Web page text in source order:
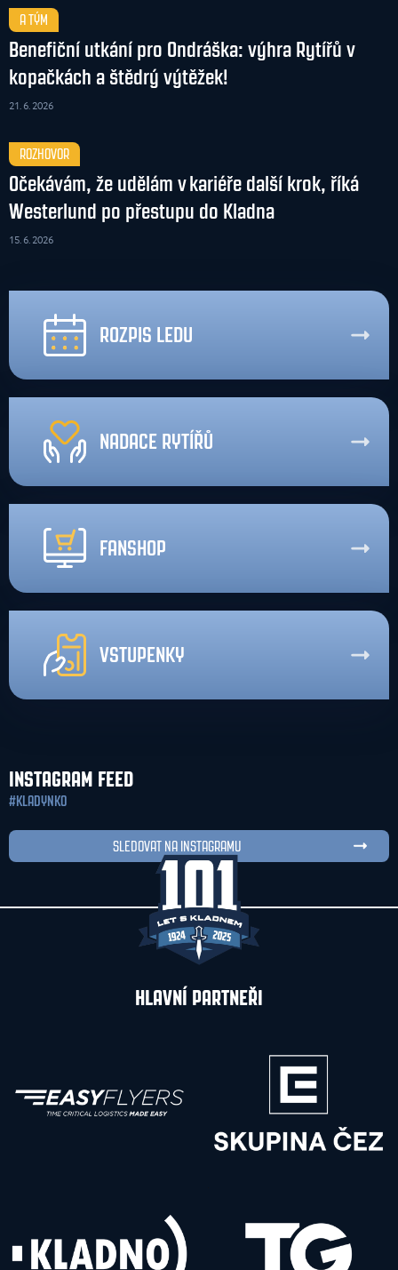
A TÝM
Benefiční utkání pro Ondráška: výhra Rytířů v
kopačkách a štědrý výtěžek!
21. 6. 2026
ROZHOVOR
Očekávám, že udělám v kariéře další krok, říká
Westerlund po přestupu do Kladna
15. 6. 2026
ROZPIS LEDU
NADACE RYTÍŘŮ
FANSHOP
VSTUPENKY
INSTAGRAM FEED
#KLADYNKO
SLEDOVAT NA INSTAGRAMU
HLAVNÍ PARTNEŘI